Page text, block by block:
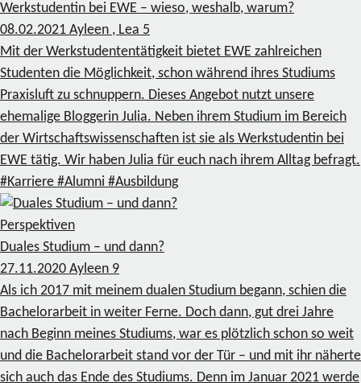
Werkstudentin bei EWE – wieso, weshalb, warum?
08.02.2021 Ayleen , Lea 5
Mit der Werkstudententätigkeit bietet EWE zahlreichen
Studenten die Möglichkeit, schon während ihres Studiums
Praxisluft zu schnuppern. Dieses Angebot nutzt unsere
ehemalige Bloggerin Julia. Neben ihrem Studium im Bereich
der Wirtschaftswissenschaften ist sie als Werkstudentin bei
EWE tätig. Wir haben Julia für euch nach ihrem Alltag befragt.
#Karriere #Alumni #Ausbildung
Perspektiven
Duales Studium – und dann?
27.11.2020 Ayleen 9
Als ich 2017 mit meinem dualen Studium begann, schien die
Bachelorarbeit in weiter Ferne. Doch dann, gut drei Jahre
nach Beginn meines Studiums, war es plötzlich schon so weit
und die Bachelorarbeit stand vor der Tür – und mit ihr näherte
sich auch das Ende des Studiums. Denn im Januar 2021 werde